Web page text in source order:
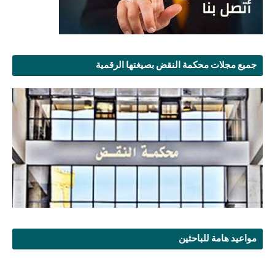
جميع مجلات محكمة النقض بصيغتها الرقمية
مواعيد هامة للباحثين